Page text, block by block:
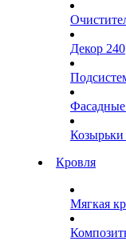
Декор 240
Фасадные
Козырьки
Кровля
Мягкая